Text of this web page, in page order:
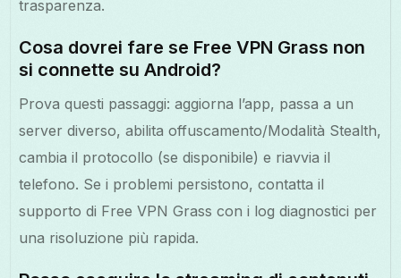
trasparenza.
Cosa dovrei fare se Free VPN Grass non
si connette su Android?
Prova questi passaggi: aggiorna l’app, passa a un
server diverso, abilita offuscamento/Modalità Stealth,
cambia il protocollo (se disponibile) e riavvia il
telefono. Se i problemi persistono, contatta il
supporto di Free VPN Grass con i log diagnostici per
una risoluzione più rapida.